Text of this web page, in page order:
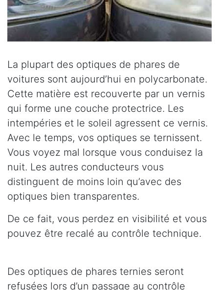
La plupart des optiques de phares de
voitures sont aujourd’hui en polycarbonate.
Cette matière est recouverte par un vernis
qui forme une couche protectrice. Les
intempéries et le soleil agressent ce vernis.
Avec le temps, vos optiques se ternissent.
Vous voyez mal lorsque vous conduisez la
nuit. Les autres conducteurs vous
distinguent de moins loin qu’avec des
optiques bien transparentes.
De ce fait, vous perdez en visibilité et vous
pouvez être recalé au contrôle technique.
Des optiques de phares ternies seront
refusées lors d’un passage au contrôle